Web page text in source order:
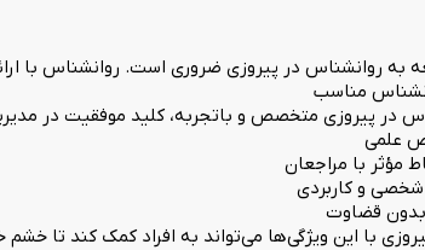
به روانشناس در پیروزی ضروری است. روانشناس با
مناسب
در پیروزی متخصص و باتجربه، کلید موفقیت در
علمی
مؤثر با مراجعان
شخصی و کاربردی
بدون قضاوت
با این ویژگی‌ها می‌تواند به افراد کمک کند تا